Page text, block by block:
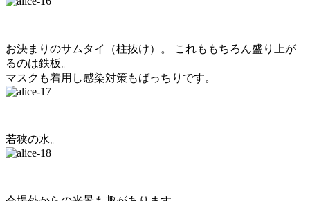
お決まりのサムタイ（柱抜け）。 これももちろん盛り上が
るのは鉄板。
マスクも着用し感染対策もばっちりです。
若狭の水。